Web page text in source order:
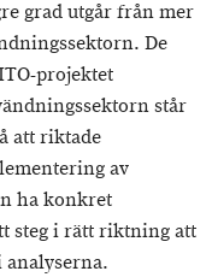
grad utgår från mer
De
projektet
står
att riktade
av
ha konkret
steg i rätt riktning att
analyserna.